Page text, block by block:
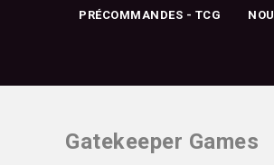
PRÉCOMMANDES - TCG
Gatekeeper Games